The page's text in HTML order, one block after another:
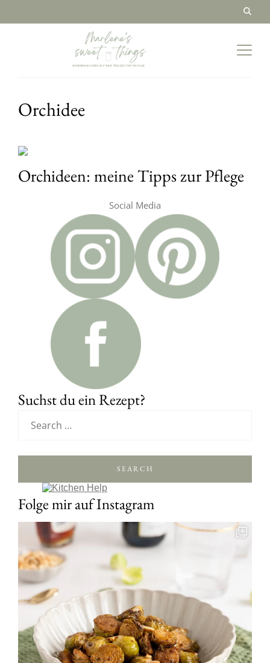
Orchidee
Orchideen: meine Tipps zur Pflege
Social Media
Suchst du ein Rezept?
SEARCH
Folge mir auf Instagram